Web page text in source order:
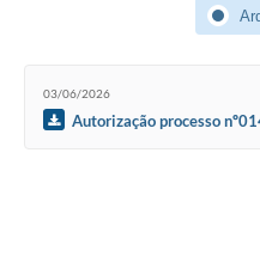
03/06/2026
Autorização processo